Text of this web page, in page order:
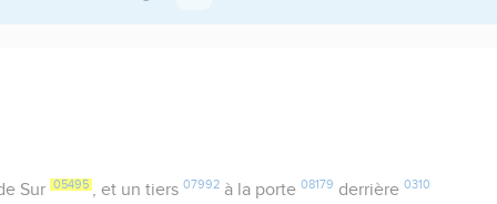
Sur 05495 , et un tiers 07992à la porte 08179 derrière 0310